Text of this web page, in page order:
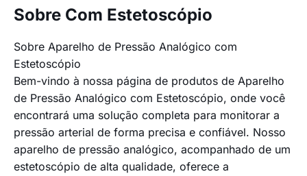
Sobre Com Estetoscópio
Sobre Aparelho de Pressão Analógico com
Estetoscópio
Bem-vindo à nossa página de produtos de Aparelho
de Pressão Analógico com Estetoscópio, onde você
encontrará uma solução completa para monitorar a
pressão arterial de forma precisa e confiável. Nosso
aparelho de pressão analógico, acompanhado de um
estetoscópio de alta qualidade, oferece a